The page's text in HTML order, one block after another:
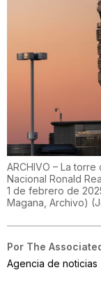
ARCHIVO – La
Nacional Ronald
1 de febrero de
Magana, Archivo) (
Por The
Agencia de noticias